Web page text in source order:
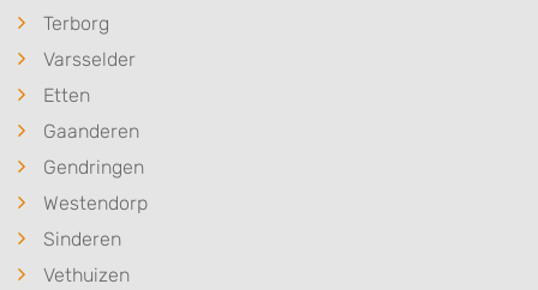
Terborg
Varsselder
Etten
Gaanderen
Gendringen
Westendorp
Sinderen
Vethuizen